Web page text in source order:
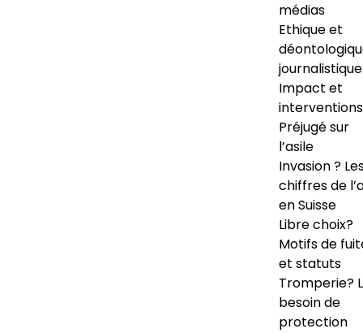
médias
Ethique et
journalistique
Impact et
interventions
Préjugé sur
l’asile
Invasion ?
chiffres de
en Suisse
Libre choix?
Motifs de
et statuts
Tromperie?
besoin de
protection